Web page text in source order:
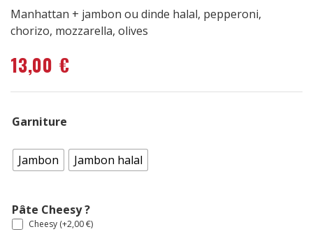
Manhattan + jambon ou dinde halal, pepperoni,
chorizo, mozzarella, olives
13,00 €
Garniture
Jambon Jambon halal
Pâte Cheesy ?
Cheesy (+2,00€)